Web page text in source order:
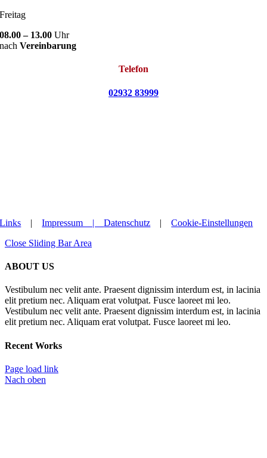
Freitag
08.00 – 13.00Uhr
nach Vereinbarung
Telefon
02932 83999
Links |Impressum |Datenschutz |Cookie-Einstellungen
Close Sliding Bar Area
ABOUT US
Vestibulum nec velit ante. Praesent dignissim interdum est, in lacinia
elit pretium nec. Aliquam erat volutpat. Fusce laoreet mi leo.
Vestibulum nec velit ante. Praesent dignissim interdum est, in lacinia
elit pretium nec. Aliquam erat volutpat. Fusce laoreet mi leo.
Recent Works
Page load link
Nach oben